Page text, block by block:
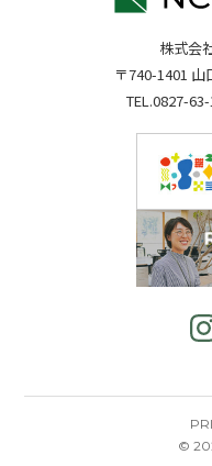
株式会
〒740-1401
TEL.0827-
©